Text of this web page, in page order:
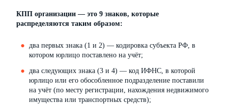
КПП организации — это 9 знаков, которые
распределяются таким образом:
два первых знака (1 и 2) — кодировка субъекта РФ, в
котором юрлицо поставлено на учёт;
два следующих знака (3 и 4) — код ИФНС, в которой
юрлицо или его обособленное подразделение поставили
на учёт (по месту регистрации, нахождения недвижимого
имущества или транспортных средств);